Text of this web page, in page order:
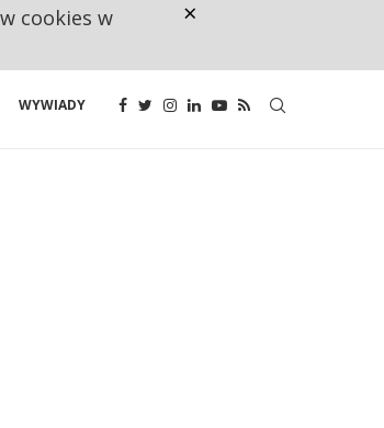
WYWIADY
cookies w
×